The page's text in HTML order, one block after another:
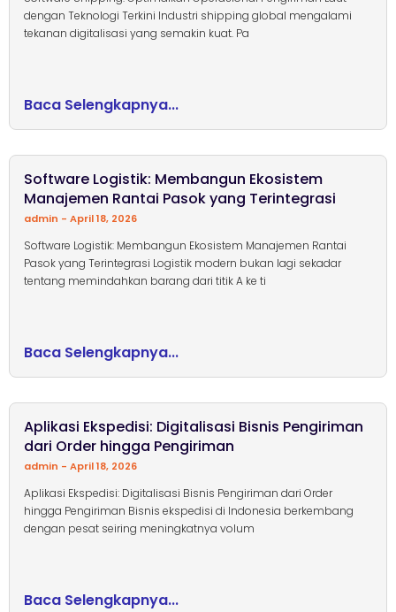
dengan Teknologi Terkini Industri shipping global mengalami
tekanan digitalisasi yang semakin kuat. Pa
Baca Selengkapnya...
Software Logistik: Membangun Ekosistem
Manajemen Rantai Pasok yang Terintegrasi
admin April 18, 2026
Software Logistik: Membangun Ekosistem Manajemen Rantai
Pasok yang Terintegrasi Logistik modern bukan lagi sekadar
tentang memindahkan barang dari titik A ke ti
Baca Selengkapnya...
Aplikasi Ekspedisi: Digitalisasi Bisnis Pengiriman
dari Order hingga Pengiriman
admin April 18, 2026
Aplikasi Ekspedisi: Digitalisasi Bisnis Pengiriman dari Order
hingga Pengiriman Bisnis ekspedisi di Indonesia berkembang
dengan pesat seiring meningkatnya volum
Baca Selengkapnya...